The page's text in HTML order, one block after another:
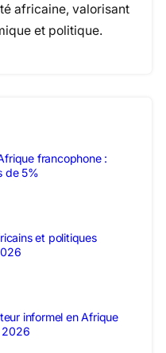
africaine, valorisant
et politique.
francophone :
de 5%
et politiques
informel en Afrique
2026